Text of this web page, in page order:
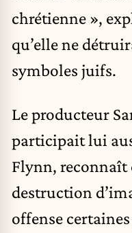
chrétienne »,
qu’elle ne
symboles juifs.
Le producteur
participait lui
Flynn, reconnaît
destruction
offense